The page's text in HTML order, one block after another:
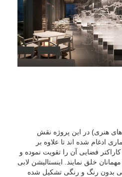
هنری) در این پروژه نقش
ادغام شده اند تا علاوه بر
فضایی آن را تقویت نموده و
خلق نمایند. اینستالیشن لابی
بدون رنگ و رنگی تشکیل شده